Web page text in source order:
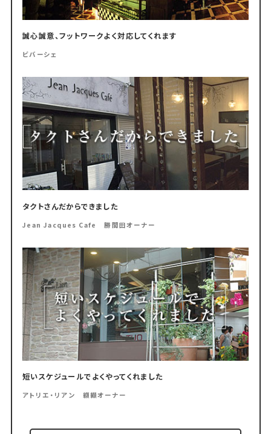
誠心誠意、フットワークよく対応してくれます
ビバーシェ
タクトさんだからできました
Jean Jacques Cafe 勝間田オーナー
短いスケジュールでよくやってくれました
アトリエ・リアン 纐纈オーナー